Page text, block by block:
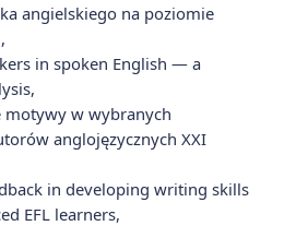
angielskiego na poziomie
in spoken English — a
motywy w wybranych
anglojęzycznych XXI
in developing writing skills
EFL learners,